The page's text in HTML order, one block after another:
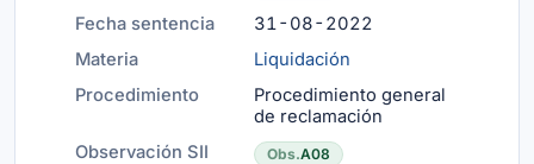
Fecha sentencia
31-08-2022
Materia
Liquidación
Procedimiento
Procedimiento general
de reclamación
Observación SII
Obs.A08